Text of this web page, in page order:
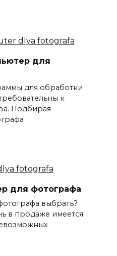
для
для обработки
к
Подбирая
для фотографа
выбрать?
в продаже имеется